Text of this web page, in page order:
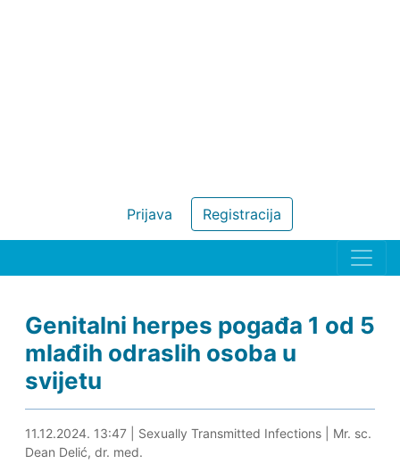
Registracija
Prijava
Genitalni herpes pogađa 1 od 5
mlađih odraslih osoba u
svijetu
11.12.2024. 14:03
11.12.2024. 13:47| Sexually Transmitted Infections| Mr. sc.
Dean Delić, dr. med.